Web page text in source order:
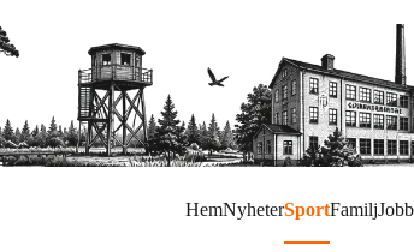
HemNyheterSportFamiljJobb